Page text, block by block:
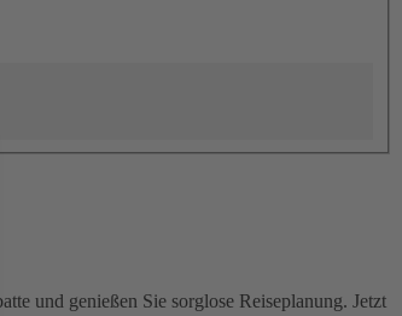
und genießen Sie sorglose Reiseplanung. Jetzt